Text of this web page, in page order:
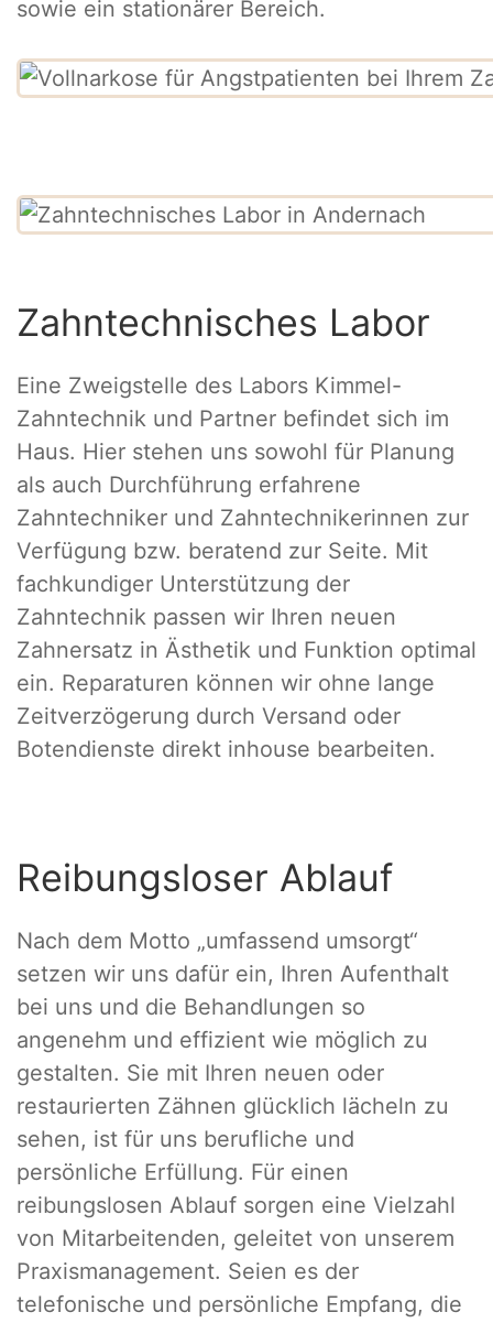
sowie ein stationärer Bereich.
Zahntechnisches Labor
Eine Zweigstelle des Labors Kimmel-
Zahntechnik und Partner befindet sich im
Haus. Hier stehen uns sowohl für Planung
als auch Durchführung erfahrene
Zahntechniker und Zahntechnikerinnen zur
Verfügung bzw. beratend zur Seite. Mit
fachkundiger Unterstützung der
Zahntechnik passen wir Ihren neuen
Zahnersatz in Ästhetik und Funktion optimal
ein. Reparaturen können wir ohne lange
Zeitverzögerung durch Versand oder
Botendienste direkt inhouse bearbeiten.
Reibungsloser Ablauf
Nach dem Motto „umfassend umsorgt“
setzen wir uns dafür ein, Ihren Aufenthalt
bei uns und die Behandlungen so
angenehm und effizient wie möglich zu
gestalten. Sie mit Ihren neuen oder
restaurierten Zähnen glücklich lächeln zu
sehen, ist für uns berufliche und
persönliche Erfüllung. Für einen
reibungslosen Ablauf sorgen eine Vielzahl
von Mitarbeitenden, geleitet von unserem
Praxismanagement. Seien es der
telefonische und persönliche Empfang, die